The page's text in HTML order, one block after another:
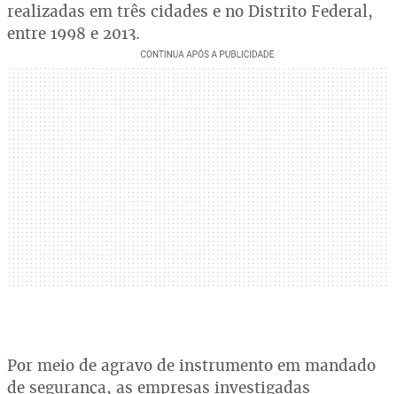
realizadas em três cidades e no Distrito Federal,
entre 1998 e 2013.
Por meio de agravo de instrumento em mandado
de segurança, as empresas investigadas